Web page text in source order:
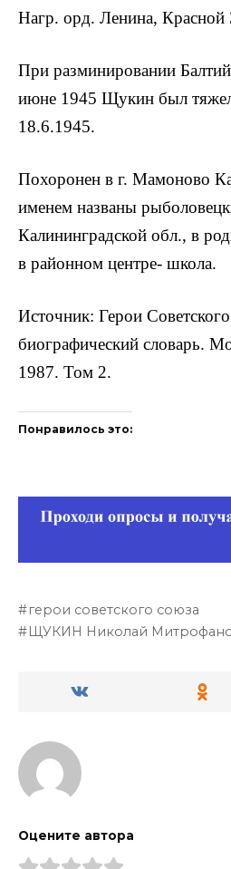
Нагр. орд. Ленина, Красной
При разминировании
июне 1945 Щукин был
18.6.1945.
Похоронен в г. Мамоново
именем назва­ны
Калининградской обл., в
в районном центре- школа.
Источник: Герои
биографический словарь.
1987. Том 2.
Понравилось это:
герои советского союза
ЩУКИН Николай
Оцените автора